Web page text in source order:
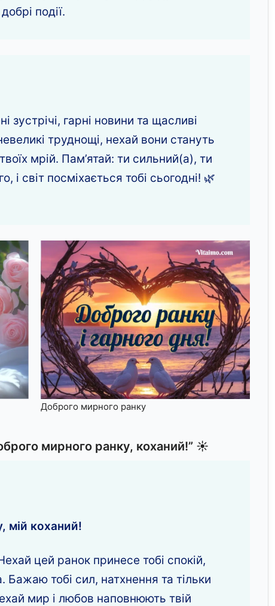
події.
зустрічі, гарні новини та щасливі
труднощі, нехай вони стануть
мрій. Пам’ятай: ти сильний(а), ти
і світ посміхається тобі сьогодні! 🌿
Доброго мирного ранку
мирного ранку, коханий!” ☀️
мій коханий!
цей ранок принесе тобі спокій,
Бажаю тобі сил, натхнення та тільки
мир і любов наповнюють твій